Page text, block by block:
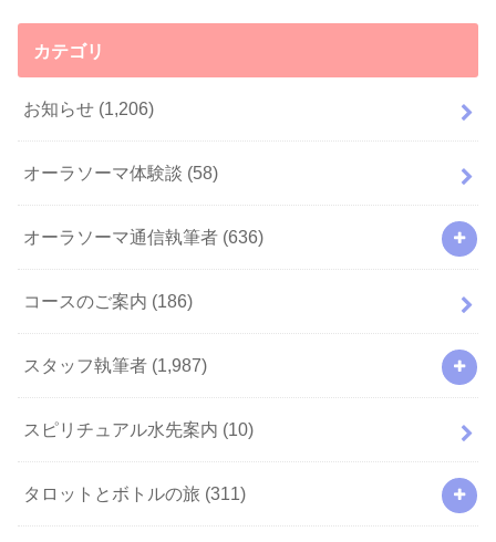
カテゴリ
お知らせ (1,206)
オーラソーマ体験談 (58)
オーラソーマ通信執筆者 (636)
コースのご案内 (186)
スタッフ執筆者 (1,987)
スピリチュアル水先案内 (10)
タロットとボトルの旅 (311)